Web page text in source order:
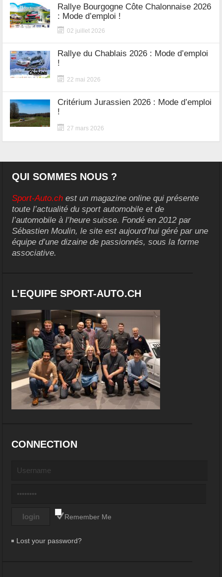
Rallye Bourgogne Côte Chalonnaise 2026
: Mode d’emploi !
02 juillet 2026
Rallye du Chablais 2026 : Mode d’emploi
!
22 mai 2026
Critérium Jurassien 2026 : Mode d’emploi
!
27 mars 2026
QUI SOMMES NOUS ?
Sport-Auto.ch est un magazine online qui présente
toute l’actualité du sport automobile et de
l’automobile à l’heure suisse. Fondé en 2012 par
Sébastien Moulin, le site est aujourd’hui géré par une
équipe d’une dizaine de passionnés, sous la forme
associative.
L’EQUIPE SPORT-AUTO.CH
CONNECTION
Remember Me
Lost your password?